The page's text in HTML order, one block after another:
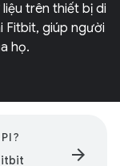
trên thiết bị di
Fitbit, giúp người
họ.
arrow_forward